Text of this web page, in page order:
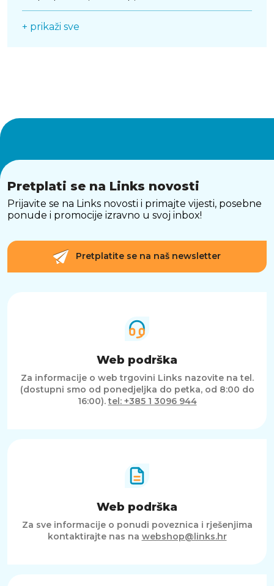
Kompaktan, moderan i jednostavan za
+ prikaži sve
Pretplati se na Links novosti
Prijavite se na Links novosti i primajte vijesti, posebne
ponude i promocije izravno u svoj inbox!
Pretplatite se na naš newsletter
Web podrška
Za informacije o web trgovini Links nazovite na tel.
(dostupni smo od ponedjeljka do petka, od 8:00 do
16:00).tel: +385 1 3096 944
Web podrška
Za sve informacije o ponudi poveznica i rješenjima
kontaktirajte nas na webshop@links.hr